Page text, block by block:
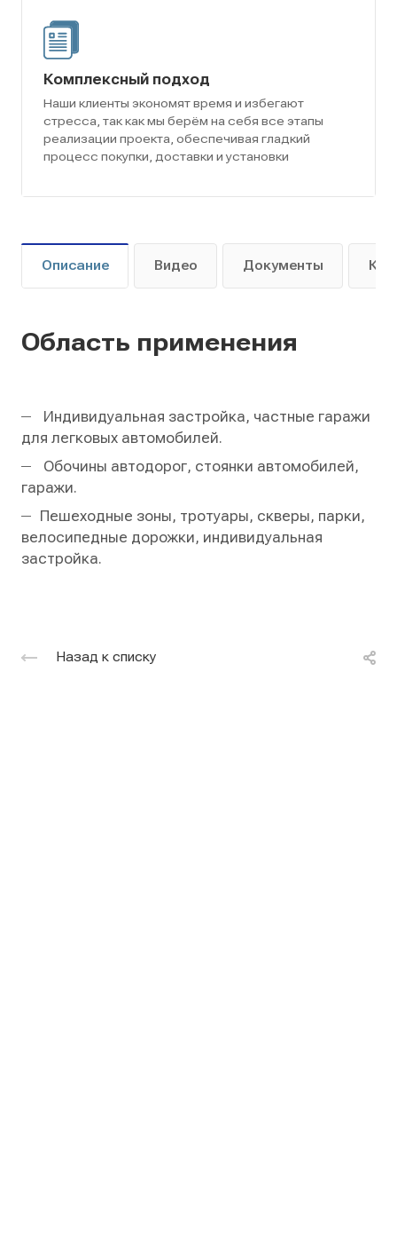
Комплексный подход
Наши клиенты экономят время и избегают
стресса, так как мы берём на себя все этапы
реализации проекта, обеспечивая гладкий
процесс покупки, доставки и установки
Описание Видео Документы Как
Область применения
Индивидуальная застройка, частные гаражи
для легковых автомобилей.
Обочины автодорог, стоянки автомобилей,
гаражи.
Пешеходные зоны, тротуары, скверы, парки,
велосипедные дорожки, индивидуальная
застройка.
Назад к списку